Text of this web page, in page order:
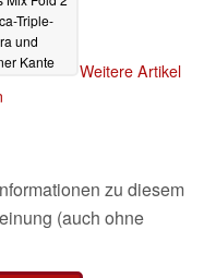
Triple-
und
Kante
Weitere Artikel
zu diesem
(auch ohne